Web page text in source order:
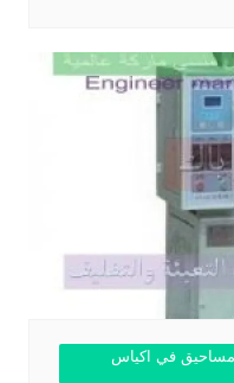
مساحيق في اكياس